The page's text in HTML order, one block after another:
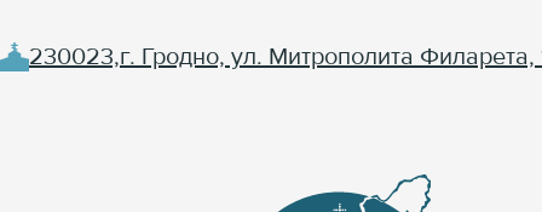
230023,г. Гродно, ул. Митрополита Филарета,